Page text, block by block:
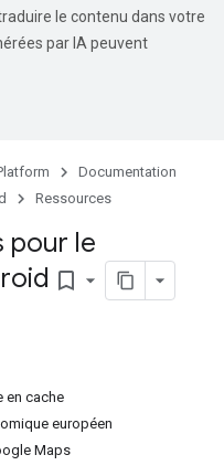
le contenu dans votre
par IA peuvent
Documentation
Ressources
pour le
bookmark_border
en cache
européen
Maps